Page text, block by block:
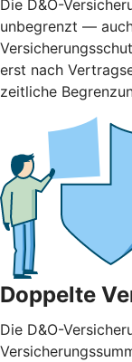
Die D&O-
unbegrenzt —
erst nach
zeitliche
Doppelte
Die D&O-